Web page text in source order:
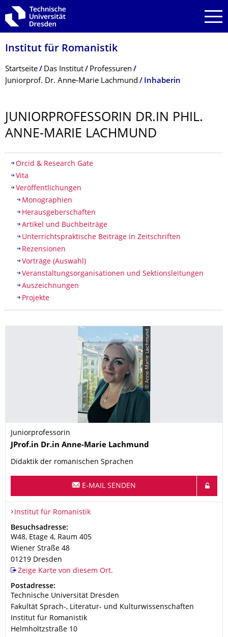
Zur Hauptnavigation springen
Zur Suche springen
Zum Inhalt springen
Institut für Romanistik
Breadcrumb-Menü
Startseite Das Institut
Professuren
Juniorprof. Dr. Anne-Marie Lachmund
Inhaberin
JUNIORPROFESSO­RIN DR.IN PHIL.
ANNE-MARIE LACHMUND
Inhaltsverzeichnis
Orcid & Research Gate
Vita
Veröffentlichungen
Monographien
Herausgeberschaften
Artikel und Buchbeiträge
Unterrichtspraktische Beiträge in Zeitschriften
Rezensionen
Vorträge (Auswahl)
Veranstaltungsorganisationen und Sektionsleitungen
Auszeichnungen
Projekte
© Anne-Marie Lachmund
Juniorprofessorin
Name
JProf.in Dr.in Anne-Marie Lachmund
Didaktik der romanischen Sprachen
E-MAIL SENDEN
Organisationsname
Institut für Romanistik
Institut für Romanistik
Adresse
Besuchsadresse:
W48, Etage 4, Raum 405
Wiener Straße 48
01219 Dresden
Zeige Karte von diesem Ort.
Adresse
Postadresse:
Technische Universität Dresden
Fakultät Sprach-, Literatur- und Kulturwissenschaften
Institut für Romanistik
Helmholtzstraße 10